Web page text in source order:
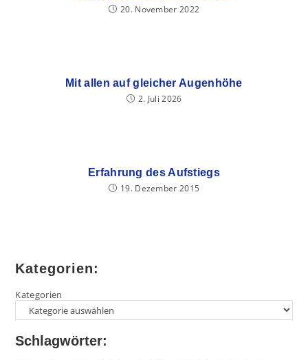
20. November 2022
Mit allen auf gleicher Augenhöhe
2. Juli 2026
Erfahrung des Aufstiegs
19. Dezember 2015
Kategorien:
Kategorien
Schlagwörter: